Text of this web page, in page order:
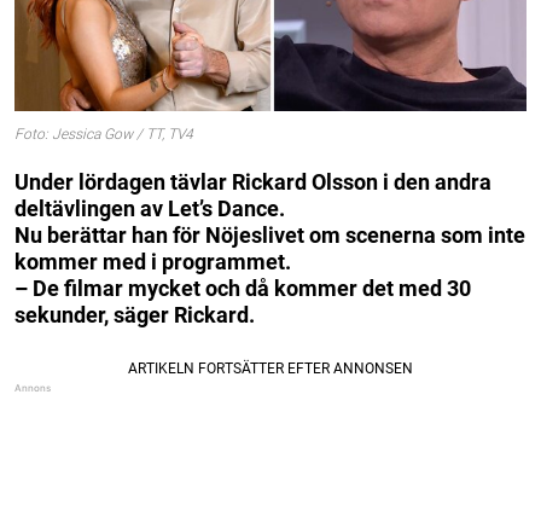
Foto: Jessica Gow / TT, TV4
Under lördagen tävlar Rickard Olsson i den andra
deltävlingen av Let’s Dance.
Nu berättar han för Nöjeslivet om scenerna som inte
kommer med i programmet.
– De filmar mycket och då kommer det med 30
sekunder, säger Rickard.